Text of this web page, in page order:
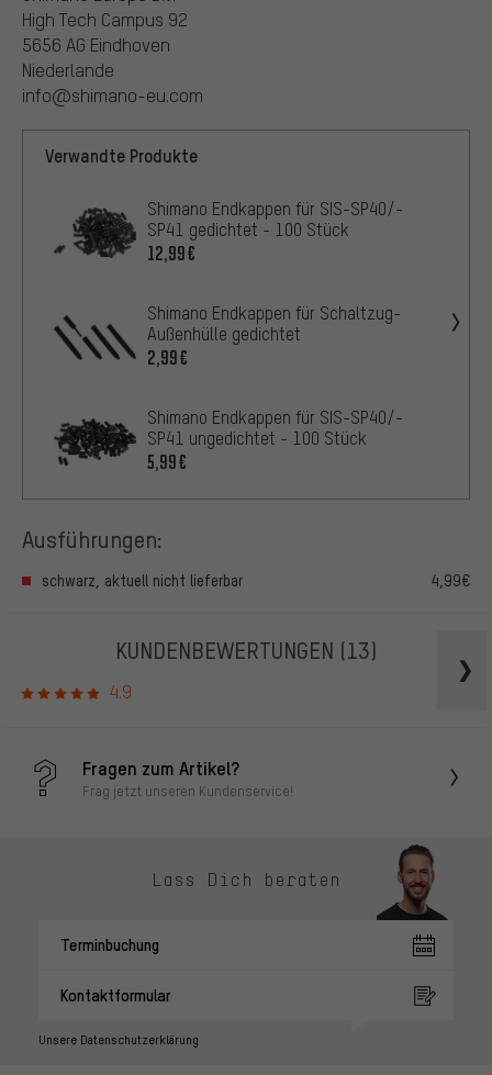
High Tech Campus 92
5656 AG Eindhoven
Niederlande
info@shimano-eu.com
Verwandte Produkte
Shimano Endkappen für SIS-SP40/-
SP41 gedichtet - 100 Stück
12,99€
Shimano Endkappen für Schaltzug-
Außenhülle gedichtet
2,99€
Shimano Endkappen für SIS-SP40/-
SP41 ungedichtet - 100 Stück
5,99€
Ausführungen:
schwarz, aktuell nicht lieferbar 4,99€
KUNDENBEWERTUNGEN (13)
4.9
Fragen zum Artikel?
Frag jetzt unseren Kundenservice!
Lass Dich beraten
Terminbuchung
Kontaktformular
Unsere Datenschutzerklärung